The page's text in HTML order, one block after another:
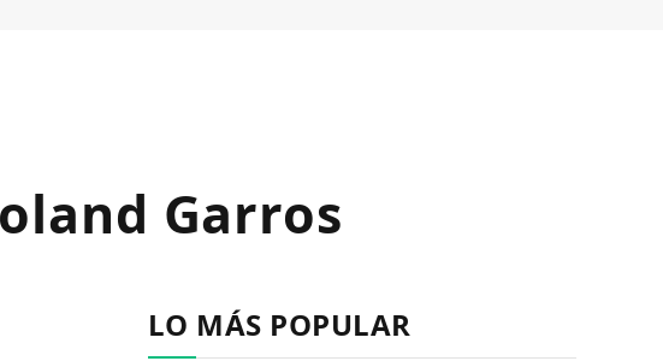
Garros
LO MÁS POPULAR